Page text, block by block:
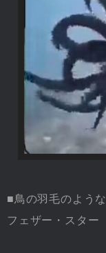
■鳥の羽毛のよう
フェザー・スター